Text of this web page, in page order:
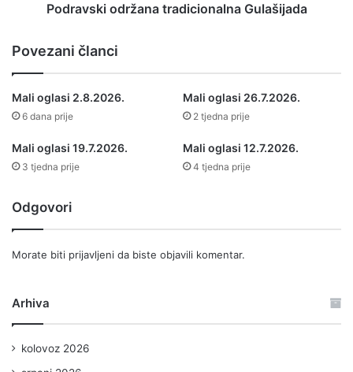
Podravski održana tradicionalna Gulašijada
Povezani članci
Mali oglasi 2.8.2026.
6 dana prije
Mali oglasi 26.7.2026.
2 tjedna prije
Mali oglasi 19.7.2026.
3 tjedna prije
Mali oglasi 12.7.2026.
4 tjedna prije
Odgovori
Morate biti prijavljeni da biste objavili komentar.
Arhiva
kolovoz 2026